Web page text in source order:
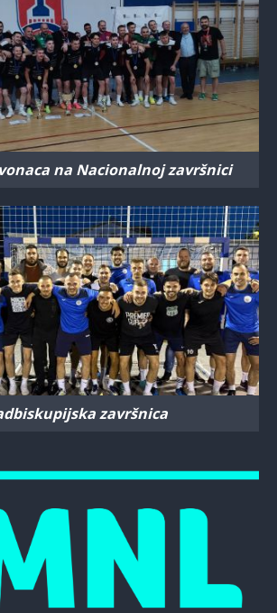
na Nacionalnoj završnici
završnica